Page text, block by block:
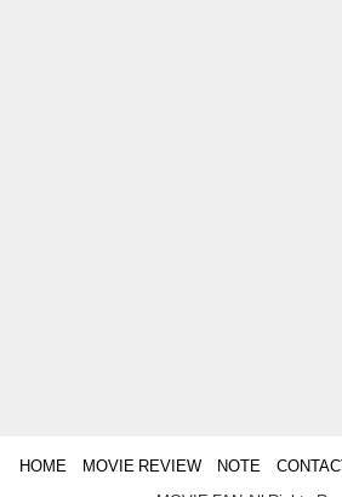
HOME MOVIE REVIEW NOTE